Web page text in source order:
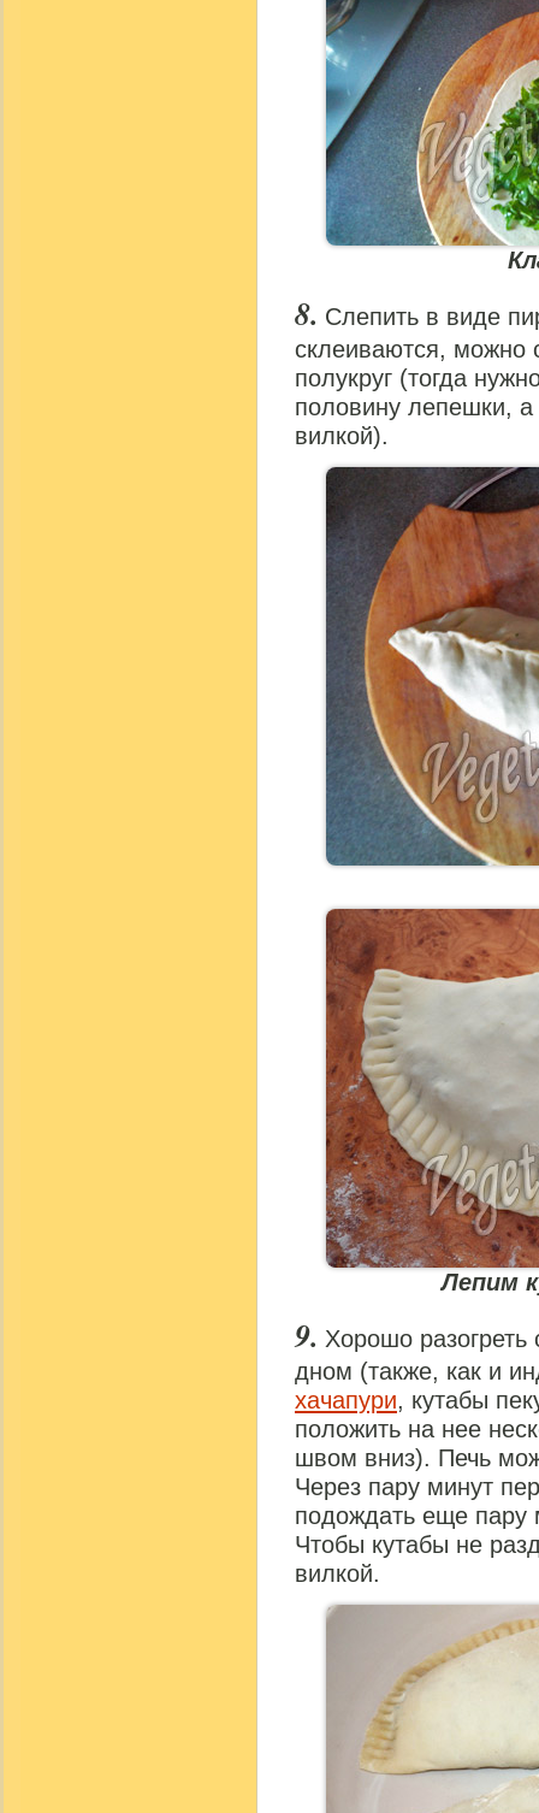
Слепить в виде
склеиваются, можно
полукруг (тогда
половину лепешки, а
вилкой).
Лепим
Хорошо разогреть
дном (также, как и
хачапури, кутабы
положить на нее
швом вниз). Печь
Через пару минут
подождать еще пару
Чтобы кутабы не
вилкой.